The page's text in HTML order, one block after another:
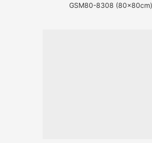
GSM80-8308 (80x80cm)